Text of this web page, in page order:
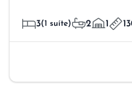
3(1 suíte) 2 1